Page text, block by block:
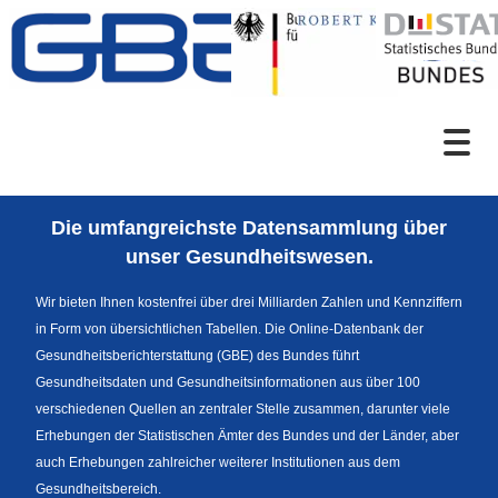
Zum Inhalt
Sprachumschaltung
Die umfangreichste Datensammlung über
unser Gesundheitswesen.
Wir bieten Ihnen kostenfrei über drei Milliarden Zahlen und Kennziffern
in Form von übersichtlichen Tabellen. Die Online-Datenbank der
Gesundheitsberichterstattung (GBE) des Bundes führt
Gesundheitsdaten und Gesundheitsinformationen aus über 100
verschiedenen Quellen an zentraler Stelle zusammen, darunter viele
Erhebungen der Statistischen Ämter des Bundes und der Länder, aber
auch Erhebungen zahlreicher weiterer Institutionen aus dem
Gesundheitsbereich.